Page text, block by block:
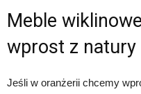
Meble
wprost z natury
Jeśli w oranżerii chcemy